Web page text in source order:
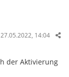
27.05.2022, 14:04
der Aktivierung